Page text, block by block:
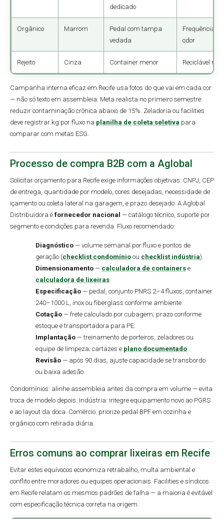
dedicado
Orgânico Marrom
Pedal com tampa
vedada
Frequência
odor
Rejeito Cinza Container menor Reciclável
Campanha interna eficaz em Recife usa fotos do que vai em cada cor
— não só texto em assembleia. Meta realista no primeiro semestre:
reduzir contaminação crônica abaixo de 15%. Zeladoria ou facilities
deve registrar kg por fluxo na planilha de coleta seletiva para
comparar com metas ESG.
Processo de compra B2B com a Aglobal
Solicitar orçamento para Recife exige informações objetivas: CNPJ, CEP
de entrega, quantidade por modelo, cores desejadas, necessidade de
içamento ou coleta lateral na garagem, e prazo desejado. A Aglobal
Distribuidora é fornecedor nacional — catálogo técnico, suporte por
segmento e condições para revenda. Fluxo recomendado:
Diagnóstico — volume semanal por fluxo e pontos de
geração (checklist condomínio ou checklist indústria).
Dimensionamento — calculadora de containers e
calculadora de lixeiras.
Especificação — pedal, conjunto PNRS 2–4 fluxos, container
240–1000 L, inox ou fiberglass conforme ambiente.
Cotação — frete calculado por cubagem; prazo conforme
estoque e transportadora para PE.
Implantação — treinamento de porteiros, zeladores ou
equipe de limpeza; cartazes e plano documentado.
Revisão — após 90 dias, ajuste capacidade se transbordo
ou baixa adesão.
Condomínios: alinhe assembleia antes da compra em volume — evita
troca de modelo depois. Indústria: integre equipamento novo ao PGRS
e ao layout da doca. Comércio: priorize pedal BPF em cozinha e
orgânico com retirada diária.
Erros comuns ao comprar lixeiras em Recife
Evitar estes equívocos economiza retrabalho, multa ambiental e
conflito entre moradores ou equipes operacionais. Facilities e síndicos
em Recife relatam os mesmos padrões de falha — a maioria é evitável
com especificação técnica correta na origem.